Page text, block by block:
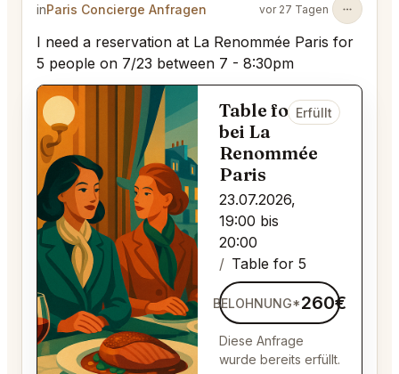
inParis Concierge Anfragen vor 27 Tagen
I need a reservation at La Renommée Paris for
5 people on 7/23 between 7 - 8:30pm
Table for 5
bei La
Renommée
Paris
23.07.2026,
19:00 bis
20:00
Table for 5
Erfüllt
BELOHNUNG*260€
Diese Anfrage
wurde bereits erfüllt.